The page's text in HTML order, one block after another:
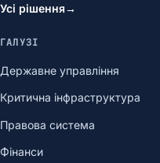
Усі рішення→
ГАЛУЗІ
Державне управління
Критична інфраструктура
Правова система
Фінанси